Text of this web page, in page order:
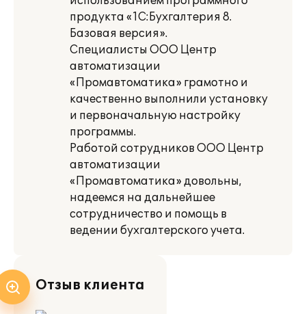
продукта «1С:Бухгалтерия 8.
Базовая версия».
Специалисты ООО Центр
автоматизации
«Промавтоматика» грамотно и
качественно выполнили установку
и первоначальную настройку
программы.
Работой сотрудников ООО Центр
автоматизации
«Промавтоматика» довольны,
надеемся на дальнейшее
сотрудничество и помощь в
ведении бухгалтерского учета.
Отзыв клиента